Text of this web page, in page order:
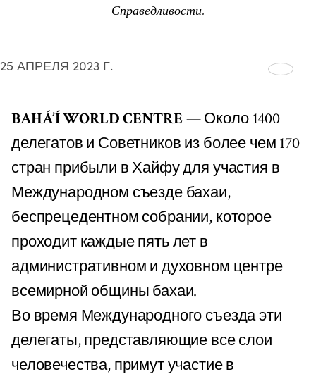
Справедливости.
25 АПРЕЛЯ 2023 Г.
BAHÁ’Í WORLD CENTRE— Около 1400
делегатов и Советников из более чем 170
стран прибыли в Хайфу для участия в
Международном съезде бахаи,
беспрецедентном собрании, которое
проходит каждые пять лет в
административном и духовном центре
всемирной общины бахаи.
Во время Международного съезда эти
делегаты, представляющие все слои
человечества, примут участие в